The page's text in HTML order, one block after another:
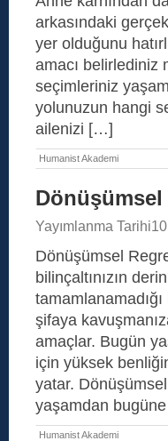
arkasındaki
yer olduğunu
amacı belirlediniz
seçimleriniz
yolunuzun hangi
ailenizi […]
Humanist Akademi
Yayımlanma Tarihi
Dönüşümsel
bilinçaltınızın
şifaya
amaçlar. Bugün
için yüksek
yatar.
yaşamdan
Humanist Akademi